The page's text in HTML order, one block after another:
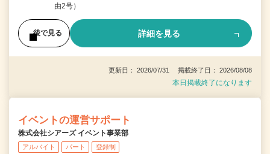
由2号）
後で見る 詳細を見る
更新日： 2026/07/31 掲載終了日： 2026/08/08
本日掲載終了になります
イベントの運営サポート
株式会社シアーズ イベント事業部
アルバイト パート 登録制